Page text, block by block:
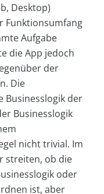
Desktop)
Funktionsumfang
Aufgabe
die App jedoch
der
Die
Businesslogik der
Businesslogik
nicht trivial. Im
streiten, ob die
oder
ist, aber